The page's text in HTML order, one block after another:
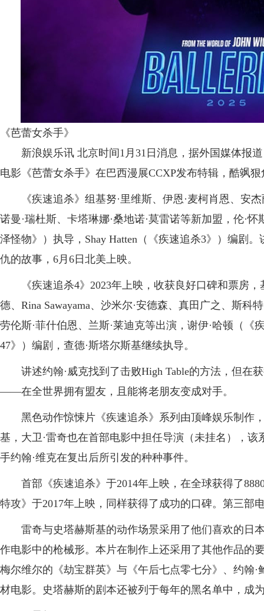
《芭蕾女杀手》
新浪娱乐讯 北京时间1月31日消息，据外国媒体报道
电影《芭蕾女杀手》在巴西漫展CCXP发布特辑，酷飒
《疾速追杀》组基努·里维斯、伊恩·麦柯肖恩、安杰
诺曼·瑞杜斯、卡塔琳娜·桑地诺·莫雷诺等新加盟，伦·
泽怪物》）执导，Shay Hatten（《疾速追杀3》）编剧
仇的故事，6月6日北美上映。
《疾速追杀4》2023年上映，收获良好口碑和票房，
德、Rina Sawayama、沙米尔·安德森、真田广之、斯科
劳伦斯·菲什伯恩、兰斯·莱迪克等出演，谢伊·哈顿（《
47》）编剧，查德·斯塔尔斯基继续执导。
讲述约翰·威克找到了击败High Table的方法，但在
——在全世界拥有盟友，且能将老朋友变成对手。
黑色动作惊悚片《疾速追杀》系列由顶峰娱乐制作，
基，大卫·雷奇也在首部电影中担任导演（未挂名），
手约翰·维克在复出后所引发的种种事件。
首部《疾速追杀》于2014年上映，在全球获得了
特攻》于2017年上映，同样获得了成功的口碑。第三部
雷奇与史塔赫斯基的动作场景采用了他们喜欢的日
作电影中的枪械形。本片在制作上还采用了其他作品的
梅尔维尔的《劫宝群英》与《午后七点零七分》、约翰
材电影。史塔赫斯的剧本还被列于每年的黑名单中，成